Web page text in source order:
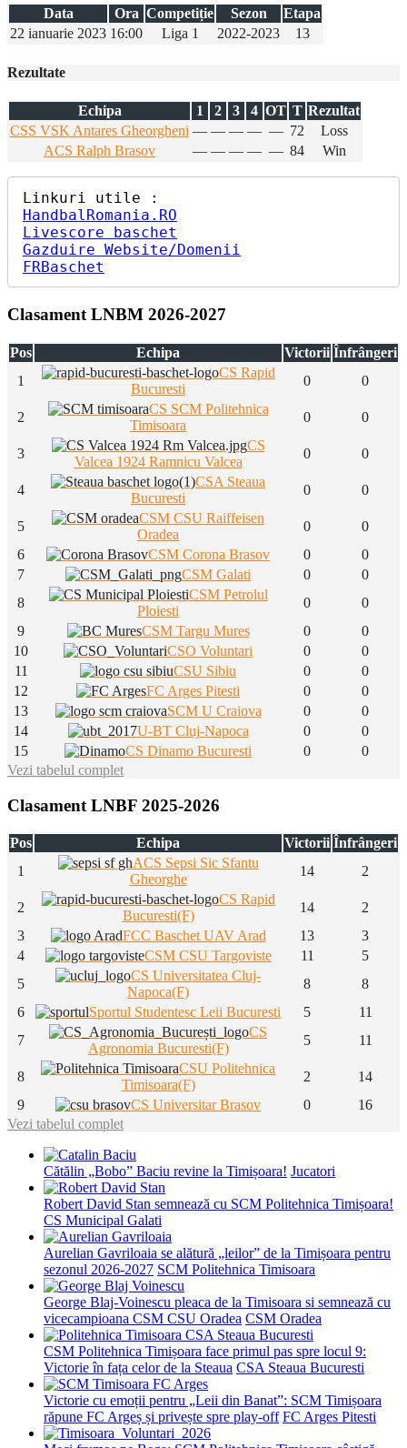
Data Ora Competiție Sezon
Etapa
22 ianuarie 2023 16:00 Liga 1 2022-2023 13
Rezultate
Echipa 1 2 3 4 OT T Rezultat
CSS VSK Antares Gheorgheni — — — — — 72
Loss
ACS Ralph Brasov
— — — — — 84 Win
HandbalRomania.RO
Livescore baschet
Gazduire Website/Domenii
FRBaschet
Clasament LNBM 2026-2027
Pos Echipa Victorii Înfrângeri
1
CS Rapid
Bucuresti
0 0
2
CS SCM Politehnica
Timisoara
0 0
3
CS
Valcea 1924 Ramnicu Valcea
0 0
4
CSA Steaua
Bucuresti
0 0
5
CSM CSU Raiffeisen
Oradea
0
0
6
CSM Corona Brasov 0
0
7
CSM Galati 0
0
8
CSM Petrolul
Ploiesti
0
0
9
CSM Targu Mures 0
0
10
CSO Voluntari 0
0
11
CSU Sibiu 0
0
12
FC Arges Pitesti 0
0
13
SCM U Craiova 0
0
14
U-BT Cluj-Napoca 0
0
15
CS Dinamo Bucuresti 0
0
Vezi tabelul complet
Clasament LNBF 2025-2026
Pos Echipa Victorii Înfrângeri
1
ACS Sepsi Sic Sfantu
Gheorghe
14 2
2
CS Rapid
Bucuresti(F)
14
2
3
FCC Baschet UAV Arad 13
3
4
CSM CSU Targoviste 11
5
5
CS Universitatea Cluj-
Napoca(F)
8
8
6
Sportul Studentesc Leii Bucuresti 5
11
7
CS
Agronomia Bucuresti(F)
5 11
8
CSU Politehnica
Timisoara(F)
2
14
9
CS Universitar Brasov 0
16
Vezi tabelul complet
Cătălin „Bobo” Baciu revine la Timișoara! Jucatori
Robert David Stan semnează cu SCM Politehnica Timișoara!
CS Municipal Galati
Aurelian Gavriloaia se alătură „leilor” de la Timișoara pentru
sezonul 2026-2027 SCM Politehnica Timisoara
George Blaj-Voinescu pleaca de la Timisoara si semnează cu
vicecampioana CSM CSU Oradea CSM Oradea
CSM Politehnica Timișoara face primul pas spre locul 9:
Victorie în fața celor de la Steaua CSA Steaua Bucuresti
Victorie cu emoții pentru „Leii din Banat”: SCM Timișoara
răpune FC Argeș și privește spre play-off FC Arges Pitesti